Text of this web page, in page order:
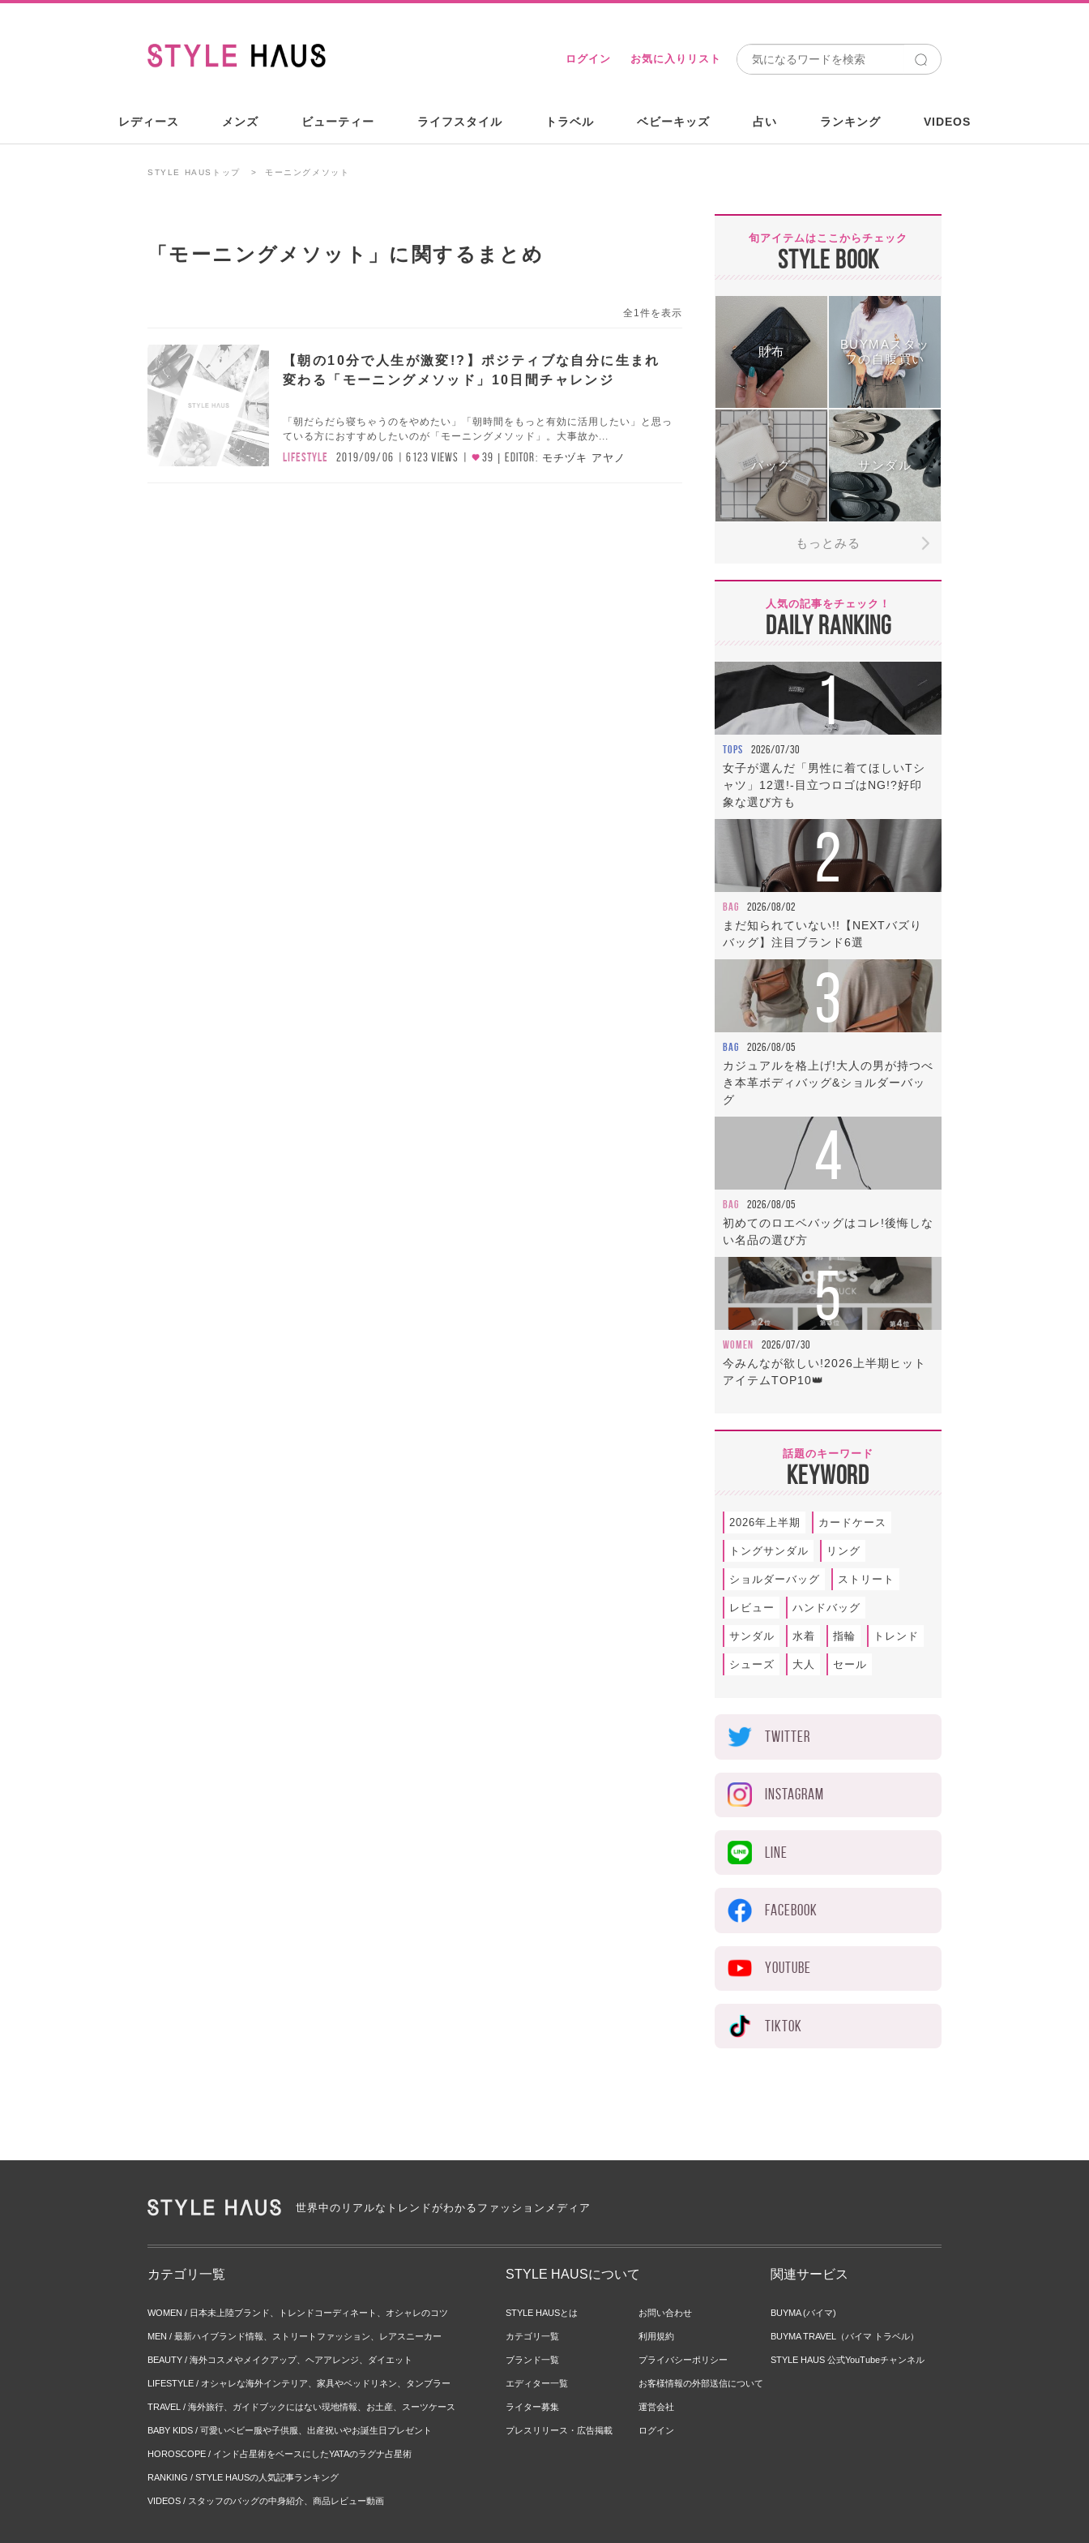
ログイン お気に入りリスト
レディース メンズ ビューティー ライフスタイル トラベル ベビーキッズ 占い ランキング VIDEOS
STYLE HAUSトップ モーニングメソット
「モーニングメソット 」に関するまとめ
全1件を表示
【朝の10分で人生が激変!?】ポジティブな自分に生まれ
変わる「モーニングメソッド」10日間チャレンジ
「朝だらだら寝ちゃうのをやめたい」「朝時間をもっと有効に活用したい」と思っ
ている方におすすめしたいのが「モーニングメソッド」。大事故か...
LIFESTYLE 2019/09/06 6123 VIEWS 39 EDITOR: モチヅキ アヤノ
旬アイテムはここからチェック
STYLE BOOK
財布
BUYMAスタッ
フの自腹買い
バッグ サンダル
もっとみる
人気の記事をチェック！
DAILY RANKING
1
TOPS 2026/07/30
女子が選んだ「男性に着てほしいTシ
ャツ」12選!-目立つロゴはNG!?好印
象な選び方も
2
BAG 2026/08/02
まだ知られていない!!【NEXTバズり
バッグ】注目ブランド6選
3
BAG 2026/08/05
カジュアルを格上げ!大人の男が持つべ
き本革ボディバッグ&ショルダーバッ
グ
4
BAG 2026/08/05
初めてのロエベバッグはコレ!後悔しな
い名品の選び方
5
WOMEN 2026/07/30
今みんなが欲しい!2026上半期ヒット
アイテムTOP10👑
話題のキーワード
KEYWORD
2026年上半期 カードケース
トングサンダル リング
ショルダーバッグ ストリート
レビュー ハンドバッグ
サンダル 水着 指輪 トレンド
シューズ 大人 セール
TWITTER
INSTAGRAM
LINE
FACEBOOK
YOUTUBE
TIKTOK
世界中のリアルなトレンドがわかるファッションメディア
カテゴリ一覧
WOMEN / 日本未上陸ブランド、トレンドコーディネート、オシャレのコツ
MEN / 最新ハイブランド情報、ストリートファッション、レアスニーカー
BEAUTY / 海外コスメやメイクアップ、ヘアアレンジ、ダイエット
LIFESTYLE / オシャレな海外インテリア、家具やベッドリネン、タンブラー
TRAVEL / 海外旅行、ガイドブックにはない現地情報、お土産、スーツケース
BABY KIDS / 可愛いベビー服や子供服、出産祝いやお誕生日プレゼント
HOROSCOPE / インド占星術をベースにしたYATAのラグナ占星術
RANKING / STYLE HAUSの人気記事ランキング
VIDEOS / スタッフのバッグの中身紹介、商品レビュー動画
STYLE HAUSについて
STYLE HAUSとは
カテゴリ一覧
ブランド一覧
エディター一覧
ライター募集
プレスリリース・広告掲載
お問い合わせ
利用規約
プライバシーポリシー
お客様情報の外部送信について
運営会社
ログイン
関連サービス
BUYMA (バイマ)
BUYMA TRAVEL（バイマ トラベル）
STYLE HAUS 公式YouTubeチャンネル